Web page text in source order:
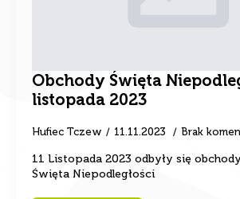
Obchody Święta
listopada 2023
Hufiec Tczew 11.11.2023 Brak
11 Listopada 2023 odbyły się
Święta Niepodległości